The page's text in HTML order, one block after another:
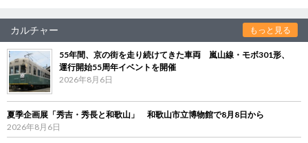
カルチャー もっと見る
55年間、京の街を走り続けてきた車両 嵐山線・モボ301形、
運行開始55周年イベントを開催
2026年8月6日
夏季企画展「秀吉・秀長と和歌山」 和歌山市立博物館で8月8日から
2026年8月6日